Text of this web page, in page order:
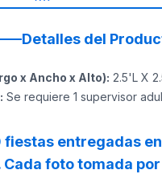
Detalles del
x Ancho x Alto): 2.5'L X
: Se requiere 1 supervisor
entregadas
Cada foto tomada